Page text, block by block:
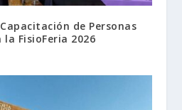
de Personas
FisioFeria 2026